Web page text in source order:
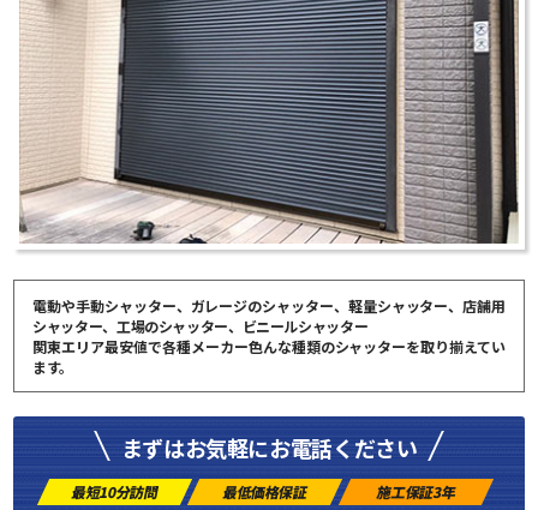
電動や手動シャッター、ガレージのシャッター、軽量シャッター、店舗用
シャッター、工場のシャッター、ビニールシャッター
関東エリア最安値で各種メーカー色んな種類のシャッターを取り揃えてい
ます。
まずはお気軽にお電話ください
最短10分訪問 最低価格保証 施工保証3年